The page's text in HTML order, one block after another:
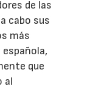
de las
cabo sus
más
que
al